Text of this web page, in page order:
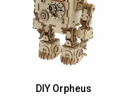
DIY Orpheus